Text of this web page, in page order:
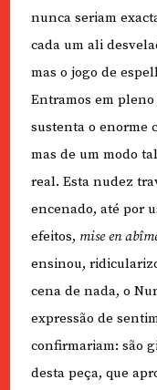
nunca seriam
cada um ali
mas o jogo de
Entramos em
sustenta o enorme
mas de um modo
real. Esta nudez
encenado, até por
efeitos, mise en
ensinou,
cena de nada, o
expressão de
confirmariam: são
desta peça, que